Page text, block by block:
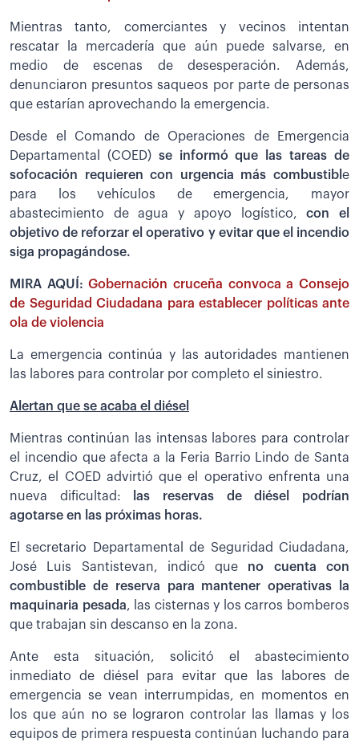
Mientras tanto, comerciantes y vecinos intentan
rescatar la mercadería que aún puede salvarse, en
medio de escenas de desesperación. Además,
denunciaron presuntos saqueos por parte de personas
que estarían aprovechando la emergencia.
Desde el Comando de Operaciones de Emergencia
Departamental (COED) se informó que las tareas de
sofocación requieren con urgencia más combustibl e
para los vehículos de emergencia, mayor
abastecimiento de agua y apoyo logístico, con el
objetivo de reforzar el operativo y evitar que el incendio
siga propagándose.
MIRA AQUÍ:Gobernación cruceña convoca a Consejo
de Seguridad Ciudadana para establecer políticas ante
ola de violencia
La emergencia continúa y las autoridades mantienen
las labores para controlar por completo el siniestro.
Alertan que se acaba el diésel
Mientras continúan las intensas labores para controlar
el incendio que afecta a la Feria Barrio Lindo de Santa
Cruz, el COED advirtió que el operativo enfrenta una
nueva dificultad:
las reservas de diésel podrían
agotarse en las próximas horas.
El secretario Departamental de Seguridad Ciudadana,
José Luis Santistevan, indicó que no cuenta con
combustible de reserva para mantener operativas la
maquinaria pesada, las cisternas y los carros bomberos
que trabajan sin descanso en la zona.
Ante esta situación, solicitó el abastecimiento
inmediato de diésel para evitar que las labores de
emergencia se vean interrumpidas, en momentos en
los que aún no se lograron controlar las llamas y los
equipos de primera respuesta continúan luchando para